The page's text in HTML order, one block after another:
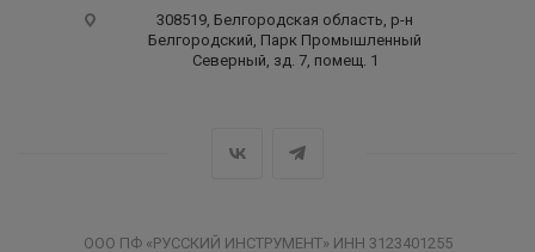
308519, Белгородская область, р-н
Белгородский, Парк Промышленный
Северный, зд. 7, помещ. 1
ООО ПФ «РУССКИЙ ИНСТРУМЕНТ» ИНН 3123401255